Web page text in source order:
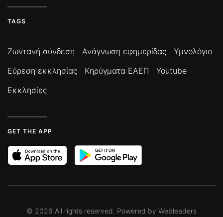
TAGS
Ζωντανή σύνδεση Ανάγνωση εφημερίδας
Υμνολόγιο
Εύρεση εκκλησίας
Κηρύγματα ΕΑΕΠ
Youtube
Εκκλησίες
GET THE APP
© 2026 All rights reserved. Powered by Webleaders